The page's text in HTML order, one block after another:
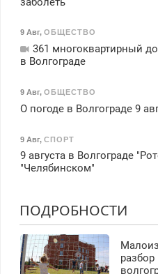
9 Авг, ОБЩЕСТВО
361 многоквартирный
в Волгограде
9 Авг, ОБЩЕСТВО
О погоде в Волгограде 9
9 Авг, СПОРТ
9 августа в Волгограде
"Челябинском"
ПОДРОБНОСТИ